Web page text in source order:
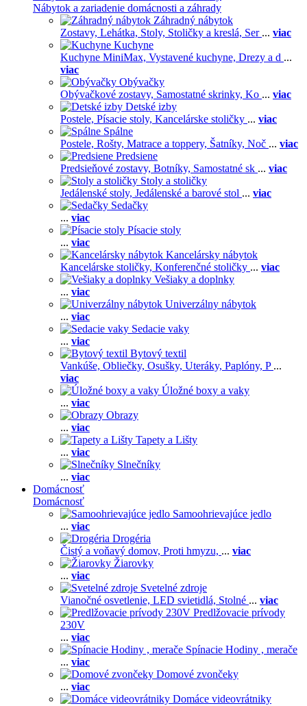
Nábytok a zariadenie domácnosti a záhrady
Záhradný nábytok
Zostavy, Lehátka, Stoly, Stoličky a kreslá, Ser ... viac
Kuchyne
Kuchyne MiniMax, Vystavené kuchyne, Drezy a d ...
viac
Obývačky
Obývačkové zostavy, Samostatné skrinky, Ko ... viac
Detské izby
Postele, Písacie stoly, Kancelárske stoličky ... viac
Spálne
Postele, Rošty, Matrace a toppery, Šatníky, Noč ... viac
Predsiene
Predsieňové zostavy, Botníky, Samostatné sk ... viac
Stoly a stoličky
Jedálenské stoly, Jedálenské a barové stol ... viac
Sedačky
... viac
Písacie stoly
... viac
Kancelársky nábytok
Kancelárske stoličky, Konferenčné stoličky ... viac
Vešiaky a doplnky
... viac
Univerzálny nábytok
... viac
Sedacie vaky
... viac
Bytový textil
Vankúše, Obliečky, Osušky, Uteráky, Paplóny, P ...
viac
Úložné boxy a vaky
... viac
Obrazy
... viac
Tapety a Lišty
... viac
Slnečníky
... viac
Domácnosť
Domácnosť
Samoohrievajúce jedlo
... viac
Drogéria
Čistý a voňavý domov, Proti hmyzu, ... viac
Žiarovky
... viac
Svetelné zdroje
Vianočné osvetlenie, LED svietidlá, Stolné ... viac
Predlžovacie prívody
230V
... viac
Spínacie Hodiny , merače
... viac
Domové zvončeky
... viac
Domáce videovrátniky